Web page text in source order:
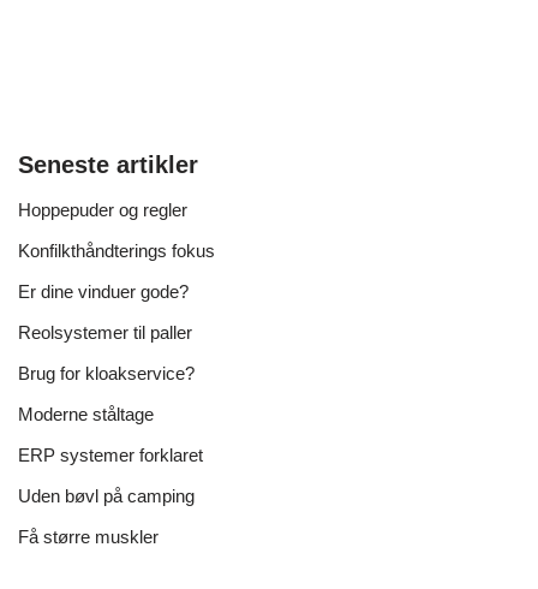
Seneste artikler
Hoppepuder og regler
Konfilkthåndterings fokus
Er dine vinduer gode?
Reolsystemer til paller
Brug for kloakservice?
Moderne ståltage
ERP systemer forklaret
Uden bøvl på camping
Få større muskler